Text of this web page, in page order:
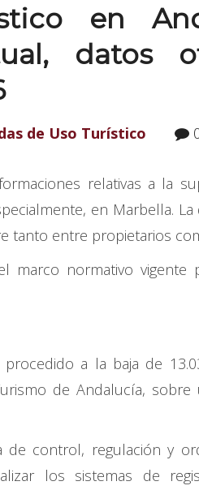
en
datos
de Uso Turístico
relativas a la
en Marbella.
tanto entre propietarios
marco normativo vigente
a la baja de
de Andalucía,
de control, regulación y
los sistemas de